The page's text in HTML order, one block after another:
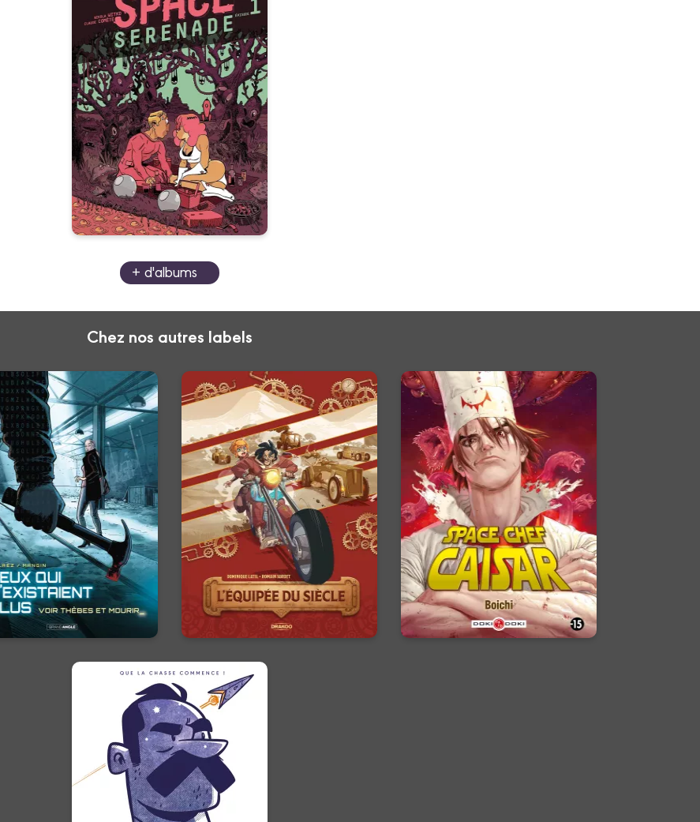
Space sérénade
Date de parution :
19/08/2015
La guerre des étoiles en moins
guerre, en plus hot...
+ d'albums
Chez nos autres labels
Ceux qui
plus
Vol. 02
Date de parution :
2024
Une série de meurtres
secouent les États-
Seule Natacha, ex-
russe, semble
de résoudre les
laissés par le tueur.
derrière le jeu de piste ...
En voir +
L'Équipée du
siècle - histoire
complète
Date de parution :
01/04/2026
L'Avenir ne s'attend pas, il se
gagne…
En voir +
Space Chef
Caisar
Date de parution :
02/11/2017
SF-cuisine-action, plongez dans
une grande aventure
intergalactique à la sauce Boichi
!
En voir +
Traqué dans
l'espace
Date de parution :
04/06/2025
Il est le dernier humain de
l'univers, sa valeur est
inestimable. Que la chasse
commence !